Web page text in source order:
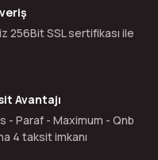
256Bit SSL sertifikası ile
Avantajı
- Paraf - Maximum - Qnb
4 taksit imkanı